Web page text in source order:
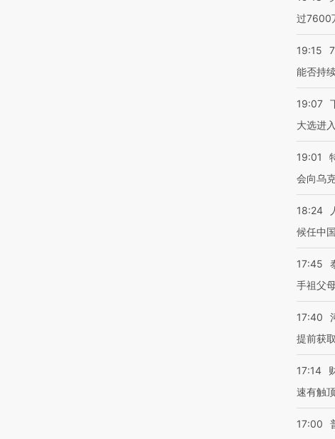
过7600
19:15
能否持
19:07
大选进
19:01
会向乌
18:24
候任中
17:45
手祖父
17:40
提前获
17:14
速有触
17:00